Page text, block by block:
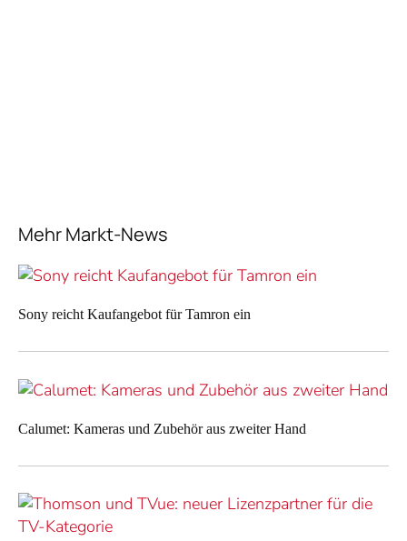
Mehr Markt-News
Sony reicht Kaufangebot für Tamron ein
Calumet: Kameras und Zubehör aus zweiter Hand